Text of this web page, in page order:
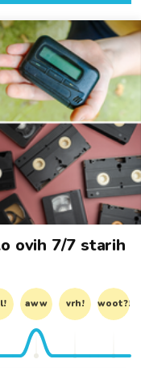
ovih 7/7 starih
aww vrh! woot?!